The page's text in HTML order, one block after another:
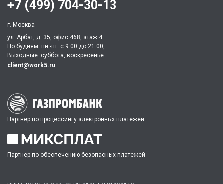
Партнер по процессингу электронных платежей
Партнер по обеспечению безопасных платежей
+7 (499) 704-30-13
г. Москва
ул. Арбат, д. 35, офис 468, этаж 4
По будням: пн.-пт. c 9:00 до 21:00,
Выходные: суббота, воскресенье
client@work5.ru